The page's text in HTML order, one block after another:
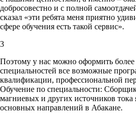
добросовестно и с полной
сказал «эти ребята меня приятно
сфере обучения есть такой сервис».
3
Поэтому у нас можно оформить более
специальностей все возможные
квалификации, профессиональной
Обучение по специальности:
магниевых и других источников
основных направлений в Абакане.